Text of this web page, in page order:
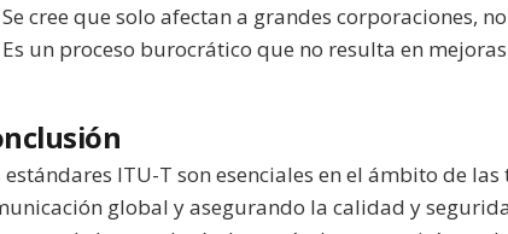
Se cree que solo afectan a grandes corporaciones,
Es un proceso burocrático que no resulta en
estándares ITU-T son esenciales en el ámbito de
global y asegurando la calidad y